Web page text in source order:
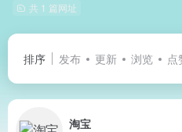
共 1 篇网址
排序 发布 更新 浏览 点
淘宝